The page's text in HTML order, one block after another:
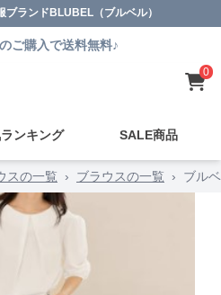
ブランドBLUBEL（ブルベル）
ご購入で送料無料♪
0
ランキング SALE商品
スの一覧 › ブラウスの一覧 › ブル